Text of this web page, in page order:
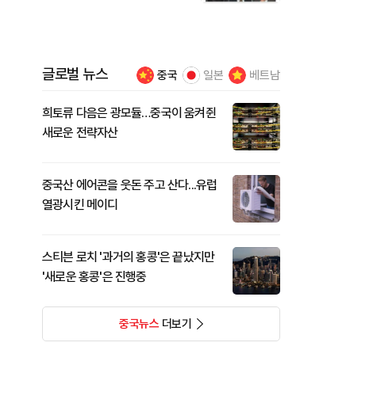
글로벌 뉴스 중국 일본 베트남
희토류 다음은 광모듈…중국이 움켜쥔
새로운 전략자산
중국산 에어콘을 웃돈 주고 산다...유럽
열광시킨 메이디
스티븐 로치 '과거의 홍콩'은 끝났지만
'새로운 홍콩'은 진행중
중국뉴스더보기